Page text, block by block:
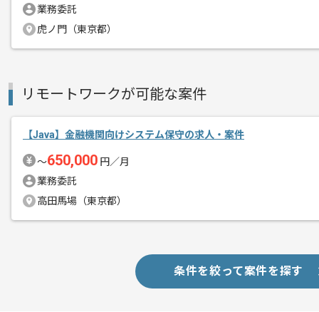
業務委託
虎ノ門（東京都）
リモートワークが可能な案件
【Java】金融機関向けシステム保守の求人・案件
〜650,000 円／月
業務委託
高田馬場（東京都）
条件を絞って案件を探す